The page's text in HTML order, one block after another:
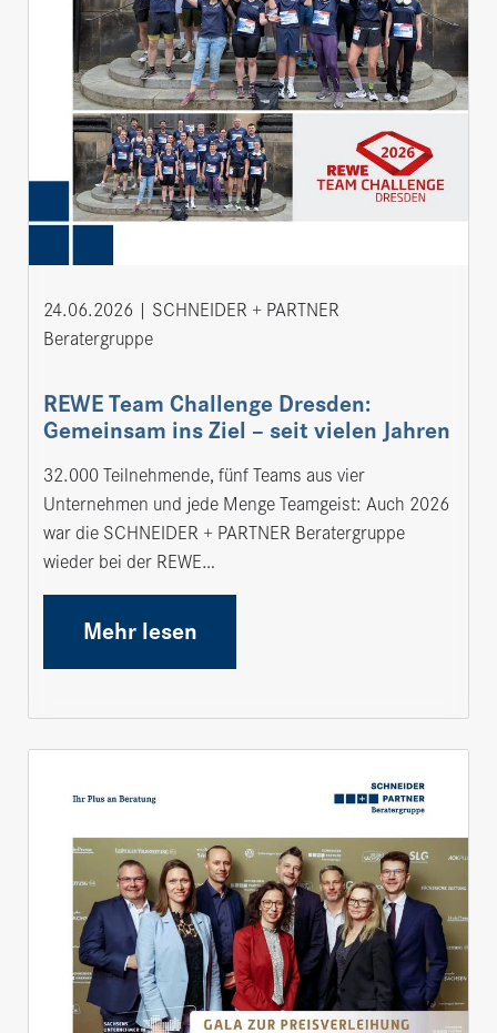
24.06.2026
SCHNEIDER + PARTNER
Beratergruppe
REWE Team Challenge Dresden:
Gemeinsam ins Ziel – seit vielen Jahren
32.000 Teilnehmende, fünf Teams aus vier
Unternehmen und jede Menge Teamgeist: Auch 2026
war die SCHNEIDER + PARTNER Beratergruppe
wieder bei der REWE…
Mehr lesen